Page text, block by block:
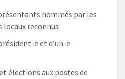
nommés par les
reconnus
e et d’un-e
élections aux postes de